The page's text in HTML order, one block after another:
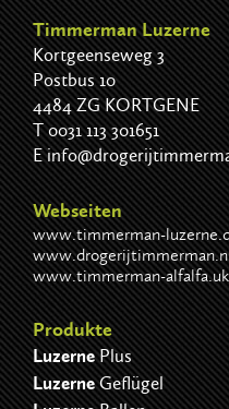
Timmerman Luzerne
Kortgeenseweg 3
Postbus 10
4484 ZG KORTGENE
T0031 113 301651
E
Webseiten
www.timmerman-
www.timmerman-alfalfa.uk
Produkte
LuzernePlus
LuzerneGeflügel